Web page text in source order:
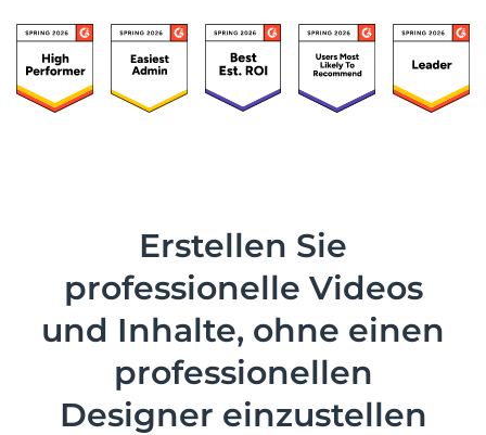
Erstellen Sie
professionelle Videos
und Inhalte, ohne einen
professionellen
Designer einzustellen